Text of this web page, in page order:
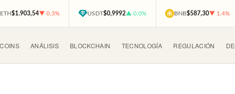
ETH$1.903,54▼ 0,3% USDT$0,9992▲ 0,0% BNB$587,30▼ 1,4%
ANÁLISIS BLOCKCHAIN TECNOLOGÍA REGULACIÓN